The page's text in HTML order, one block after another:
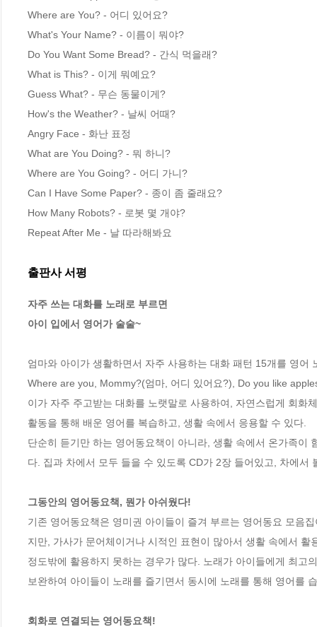
Where are You? - 어디 있어요?
What's Your Name? - 이름이 뭐야?
Do You Want Some Bread? - 간식 먹을래?
What is This? - 이게 뭐예요?
Guess What? - 무슨 동물이게?
How's the Weather? - 날씨 어때?
Angry Face - 화난 표정
What are You Doing? - 뭐 하니?
Where are You Going? - 어디 가니?
Can I Have Some Paper? - 종이 좀 줄래요?
How Many Robots? - 로봇 몇 개야?
Repeat After Me - 날 따라해봐요
출판사 서평
자주 쓰는 대화를 노래로 부르면
아이 입에서 영어가 술술~
엄마와 아이가 생활하면서 자주 사용하는 대화 패턴 15개를 영
Where are you, Mommy?(엄마, 어디 있어요?), Do you like
이가 자주 주고받는 대화를 노랫말로 사용하여, 자연스럽게 회화
활동을 통해 배운 영어를 복습하고, 생활 속에서 응용할 수 있다.
단순히 듣기만 하는 영어동요책이 아니라, 생활 속에서 온가족이
다. 집과 차에서 모두 들을 수 있도록 CD가 2장 들어있고, 차에서
그동안의 영어동요책, 뭔가 아쉬웠다!
기존 영어동요책은 영미권 아이들이 즐겨 부르는 영어동요 모음
지만, 가사가 문어체이거나 시적인 표현이 많아서 생활 속에서
정도밖에 활용하지 못하는 경우가 많다. 노래가 아이들에게 최고
보완하여 아이들이 노래를 즐기면서 동시에 노래를 통해 영어를
회화로 연결되는 영어동요책!